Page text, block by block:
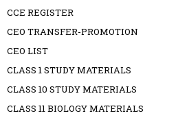
CCE REGISTER
CEO TRANSFER-PROMOTION
CEO LIST
CLASS 1 STUDY MATERIALS
CLASS 10 STUDY MATERIALS
CLASS 11 BIOLOGY MATERIALS